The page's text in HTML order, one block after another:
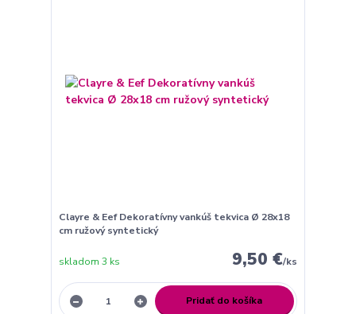
Clayre & Eef Dekoratívny vankúš tekvica Ø 28x18
cm ružový syntetický
9,50 €/ks
skladom 3 ks
Pridať do košíka